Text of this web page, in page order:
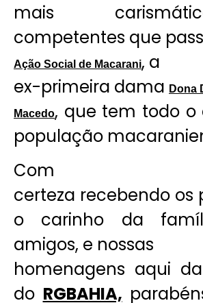
mais
competentes que
Ação Social de Macarani, a
ex-primeira dama Dona
Macedo, que tem todo o
população
Com
certeza recebendo os
o carinho da
amigos, e nossas
homenagens aqui
do RGBAHIA,